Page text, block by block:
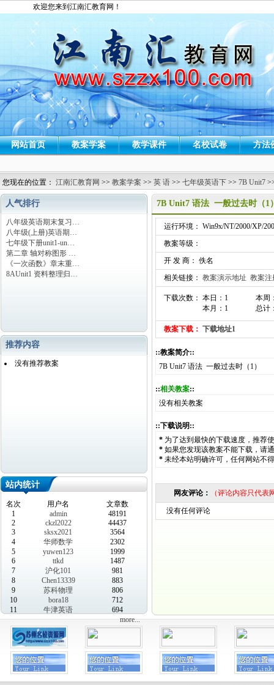
欢迎您来到江南汇教育网！
网站首页 教案学案 教学课件 名校试卷 方法
您现在的位置： 江南汇教育网 >> 教案学案 >> 英 语 >> 七年级英语下 >> 7B Unit7
人气排行
八年级英语期末复习…
八年级(上册)英语期…
七年级下册unit1-un…
第二章 轴对称图形 …
《一次函数》章末重…
8AUnit1 资料整理归…
推荐内容
没有推荐教案
站内统计
名次 用户名
文章数
1
admin
48191
2
ckzl2022
44437
3
sksx2021
3564
4
华师数学
2302
5
yuwen123
1999
6
ttkd
1487
7
沪化101
981
8
Chen13339
883
9
苏科物理
806
10
bora18
712
11
牛津英语
694
more...
7B Unit7 语法 一般过去时（1
运行环境： Win9x/NT/2000/XP/
教案等级：
开 发 商： 佚名
相关链接： 教案演示地址 教案注
下载次数： 本日：1
本月：1
本周
总计
教案下载： 下载地址1
::教案简介::
7B Unit7 语法 一般过去时（1）
::相关教案::
没有相关教案
::下载说明::
* 为了达到最快的下载速度，推荐
* 如果您发现该教案不能下载，请
* 未经本站明确许可，任何网站不
网友评论： （评论内容只代
没有任何评论